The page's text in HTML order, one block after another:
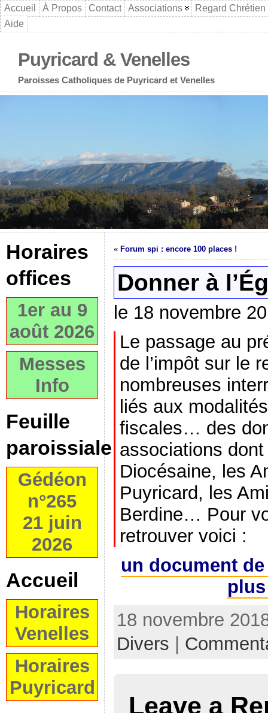
Accueil À Propos Contact Associations
Regard Chrétien
Aide
Puyricard & Venelles
Paroisses Catholiques de Puyricard et Venelles
Horaires
offices
1er au 9
août 2026
Messes
Info
Feuille
paroissiale
Gédéon
n°265
21 juin
2026
Accueil
Horaires
Venelles
Horaires
Puyricard
« Forum spi : encore 100 places !
Donner à
le 18 novembre
Le passage au
de l’impôt sur le
nombreuses
liés aux
fiscales… des
associations dont
Diocésaine, les
Puyricard, les
Berdine… Pour
retrouver voici :
un document
18 novembre
Divers
Leave a